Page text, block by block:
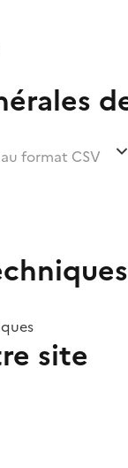
format CSV
site